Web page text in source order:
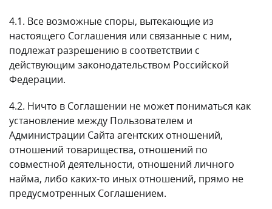
4.1. Все возможные споры, вытекающие из
настоящего Соглашения или связанные с ним,
подлежат разрешению в соответствии с
действующим законодательством Российской
Федерации.
4.2. Ничто в Соглашении не может пониматься как
установление между Пользователем и
Администрации Сайта агентских отношений,
отношений товарищества, отношений по
совместной деятельности, отношений личного
найма, либо каких-то иных отношений, прямо не
предусмотренных Соглашением.